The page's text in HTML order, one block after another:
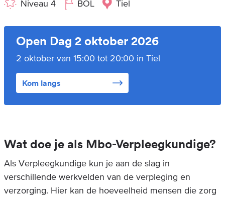
Niveau 4 BOL Tiel
Open Dag 2 oktober 2026
2 oktober van 15:00 tot 20:00 in Tiel
Kom langs
Wat doe je als Mbo-Verpleegkundige?
Als Verpleegkundige kun je aan de slag in
verschillende werkvelden van de verpleging en
verzorging. Hier kan de hoeveelheid mensen die zorg